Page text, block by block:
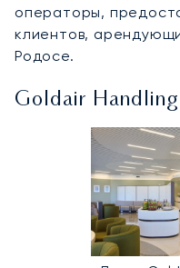
операторы,
клиентов,
Родосе.
Goldair Handling